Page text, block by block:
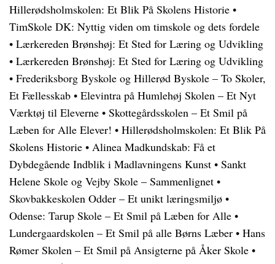
Hillerødsholmskolen: Et Blik På Skolens Historie •
TimSkole DK: Nyttig viden om timskole og dets fordele
• Lærkereden Brønshøj: Et Sted for Læring og Udvikling
• Lærkereden Brønshøj: Et Sted for Læring og Udvikling
• Frederiksborg Byskole og Hillerød Byskole – To Skoler,
Et Fællesskab • Elevintra på Humlehøj Skolen – Et Nyt
Værktøj til Eleverne • Skottegårdsskolen – Et Smil på
Læben for Alle Elever! • Hillerødsholmskolen: Et Blik På
Skolens Historie • Alinea Madkundskab: Få et
Dybdegående Indblik i Madlavningens Kunst • Sankt
Helene Skole og Vejby Skole – Sammenlignet •
Skovbakkeskolen Odder – Et unikt læringsmiljø •
Odense: Tarup Skole – Et Smil på Læben for Alle •
Lundergaardskolen – Et Smil på alle Børns Læber • Hans
Rømer Skolen – Et Smil på Ansigterne på Åker Skole •